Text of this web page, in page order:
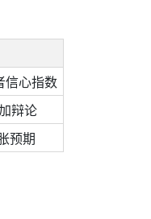
信心指数
辩论
预期